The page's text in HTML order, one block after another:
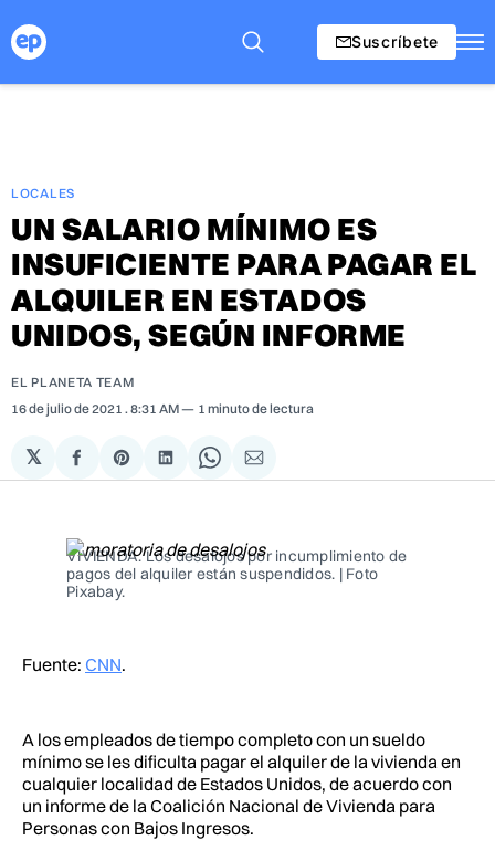
Suscríbete
LOCALES
UN SALARIO MÍNIMO ES
INSUFICIENTE PARA PAGAR EL
ALQUILER EN ESTADOS
UNIDOS, SEGÚN INFORME
EL PLANETA TEAM
16 de julio de 2021 . 8:31 AM 1 minuto de lectura
𝕏
Compartir
en
Share
on
Compartir
en
Share
on
Compartir
via
VIVIENDA. Los desalojos por incumplimiento de
pagos del alquiler están suspendidos. | Foto
Pixabay.
Fuente: CNN.
A los empleados de tiempo completo con un sueldo
mínimo se les dificulta pagar el alquiler de la vivienda en
cualquier localidad de Estados Unidos, de acuerdo con
un informe de la Coalición Nacional de Vivienda para
Personas con Bajos Ingresos.